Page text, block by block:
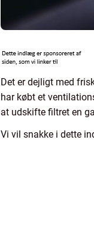
Det er dejligt med
har købt et
at udskifte filtret en
Vi vil snakke i dette